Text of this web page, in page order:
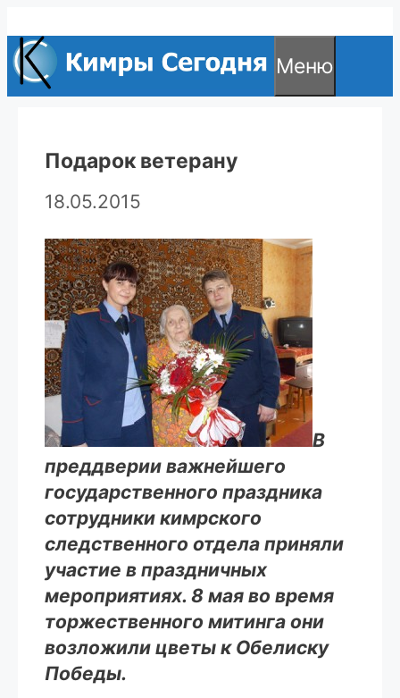
к
содержимому
Меню
Подарок ветерану
18.05.2015
В
преддверии важнейшего
государственного праздника
сотрудники кимрского
следственного отдела приняли
участие в праздничных
мероприятиях. 8 мая во время
торжественного митинга они
возложили цветы к Обелиску
Победы.